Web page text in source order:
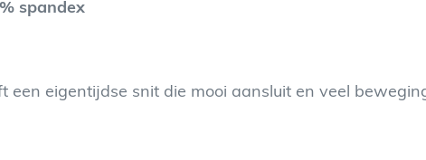
spandex
een eigentijdse snit die mooi aansluit en veel